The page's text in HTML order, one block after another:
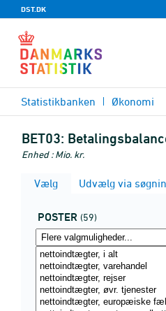
DST.DK
Statistikbanken Økonomi
BET03:
Enhed : Mio. kr.
Vælg Udvælg via
POSTER (59)